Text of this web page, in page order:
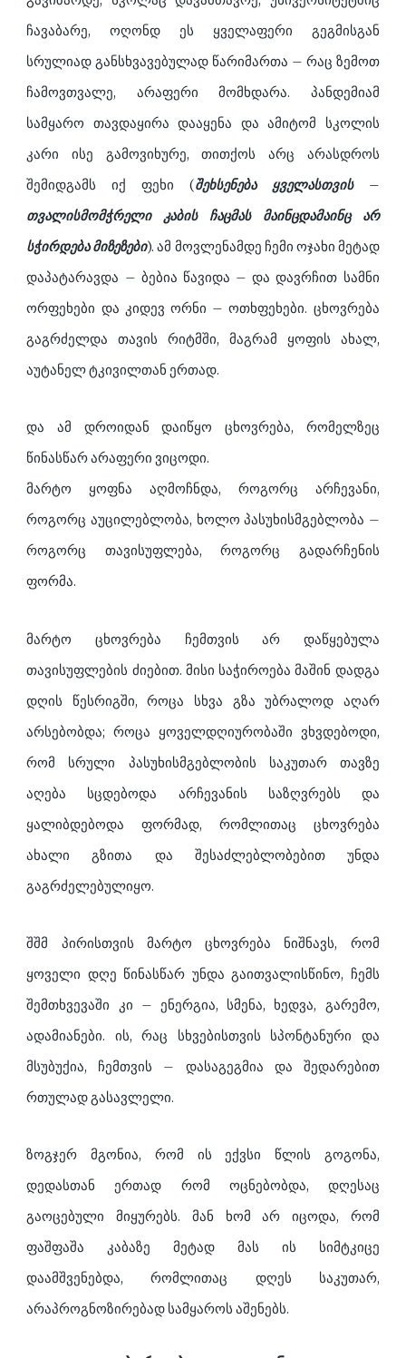
ჩავაბარე, ოღონდ ეს ყველაფერი გეგმისგან
სრულიად განსხვავებულად წარიმართა – რაც ზემოთ
ჩამოვთვალე, არაფერი მომხდარა. პანდემიამ
სამყარო თავდაყირა დააყენა და ამიტომ სკოლის
კარი ისე გამოვიხურე, თითქოს არც არასდროს
შემიდგამს იქ ფეხი (შეხსენება ყველასთვის –
თვალისმომჭრელი კაბის ჩაცმას მაინცდამაინც არ
სჭირდება მიზეზები). ამ მოვლენამდე ჩემი ოჯახი მეტად
დაპატარავდა – ბებია წავიდა – და დავრჩით სამნი
ორფეხები და კიდევ ორნი – ოთხფეხები. ცხოვრება
გაგრძელდა თავის რიტმში, მაგრამ ყოფის ახალ,
აუტანელ ტკივილთან ერთად.
და ამ დროიდან დაიწყო ცხოვრება, რომელზეც
წინასწარ არაფერი ვიცოდი.
მარტო ყოფნა აღმოჩნდა, როგორც არჩევანი,
როგორც აუცილებლობა, ხოლო პასუხისმგებლობა –
როგორც თავისუფლება, როგორც გადარჩენის
ფორმა.
მარტო ცხოვრება ჩემთვის არ დაწყებულა
თავისუფლების ძიებით. მისი საჭიროება მაშინ დადგა
დღის წესრიგში, როცა სხვა გზა უბრალოდ აღარ
არსებობდა; როცა ყოველდღიურობაში ვხვდებოდი,
რომ სრული პასუხისმგებლობის საკუთარ თავზე
აღება სცდებოდა არჩევანის საზღვრებს და
ყალიბდებოდა ფორმად, რომლითაც ცხოვრება
ახალი გზითა და შესაძლებლობებით უნდა
გაგრძელებულიყო.
შშმ პირისთვის მარტო ცხოვრება ნიშნავს, რომ
ყოველი დღე წინასწარ უნდა გაითვალისწინო, ჩემს
შემთხვევაში კი – ენერგია, სმენა, ხედვა, გარემო,
ადამიანები. ის, რაც სხვებისთვის სპონტანური და
მსუბუქია, ჩემთვის – დასაგეგმია და შედარებით
რთულად გასავლელი.
ზოგჯერ მგონია, რომ ის ექვსი წლის გოგონა,
დედასთან ერთად რომ ოცნებობდა, დღესაც
გაოცებული მიყურებს. მან ხომ არ იცოდა, რომ
ფაშფაშა კაბაზე მეტად მას ის სიმტკიცე
დაამშვენებდა, რომლითაც დღეს საკუთარ,
არაპროგნოზირებად სამყაროს აშენებს.